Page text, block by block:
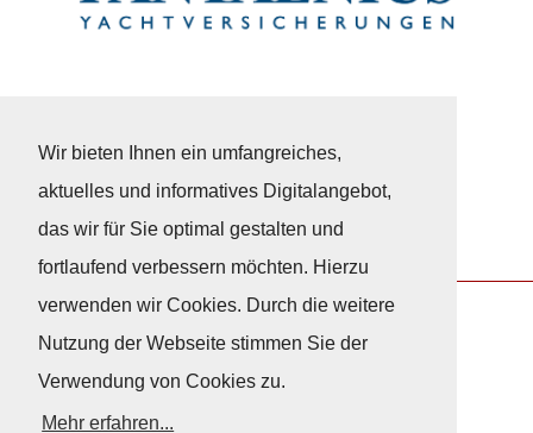
Wir bieten Ihnen ein umfangreiches,
aktuelles und informatives Digitalangebot,
das wir für Sie optimal gestalten und
fortlaufend verbessern möchten. Hierzu
verwenden wir Cookies. Durch die weitere
Nutzung der Webseite stimmen Sie der
Verwendung von Cookies zu.
Mehr erfahren...